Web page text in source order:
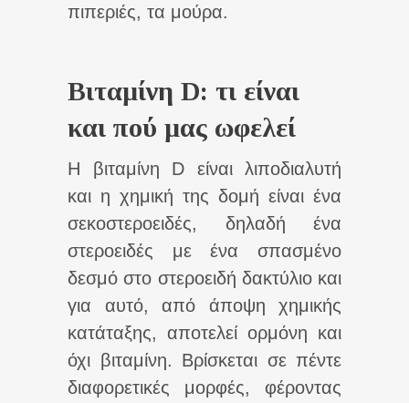
πιπεριές, τα μούρα.
Βιταμίνη D: τι είναι
και πού μας ωφελεί
Η βιταμίνη D είναι λιποδιαλυτή
και η χημική της δομή είναι ένα
σεκοστεροειδές, δηλαδή ένα
στεροειδές με ένα σπασμένο
δεσμό στο στεροειδή δακτύλιο και
για αυτό, από άποψη χημικής
κατάταξης, αποτελεί ορμόνη και
όχι βιταμίνη. Βρίσκεται σε πέντε
διαφορετικές μορφές, φέροντας